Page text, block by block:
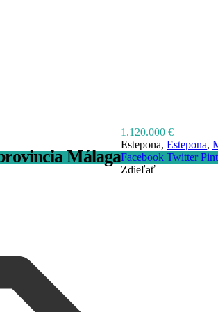
Málaga
1.120.000 €
Estepona, Estepona,
Facebook Twitter
Zdieľať